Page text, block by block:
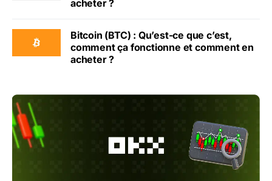
acheter ?
Bitcoin (BTC) : Qu’est-ce que c’est,
comment ça fonctionne et comment en
acheter ?